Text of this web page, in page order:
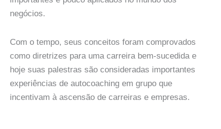
negócios.
Com o tempo, seus conceitos foram comprovados
como diretrizes para uma carreira bem-sucedida e
hoje suas palestras são consideradas importantes
experiências de autocoaching em grupo que
incentivam à ascensão de carreiras e empresas.